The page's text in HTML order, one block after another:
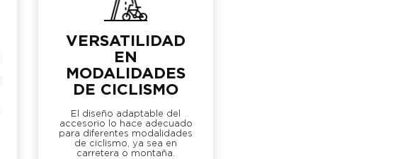
VERSATILIDAD
EN
MODALIDADES
DE CICLISMO
El diseño adaptable del
accesorio lo hace adecuado
para diferentes modalidades
de ciclismo, ya sea en
carretera o montaña.